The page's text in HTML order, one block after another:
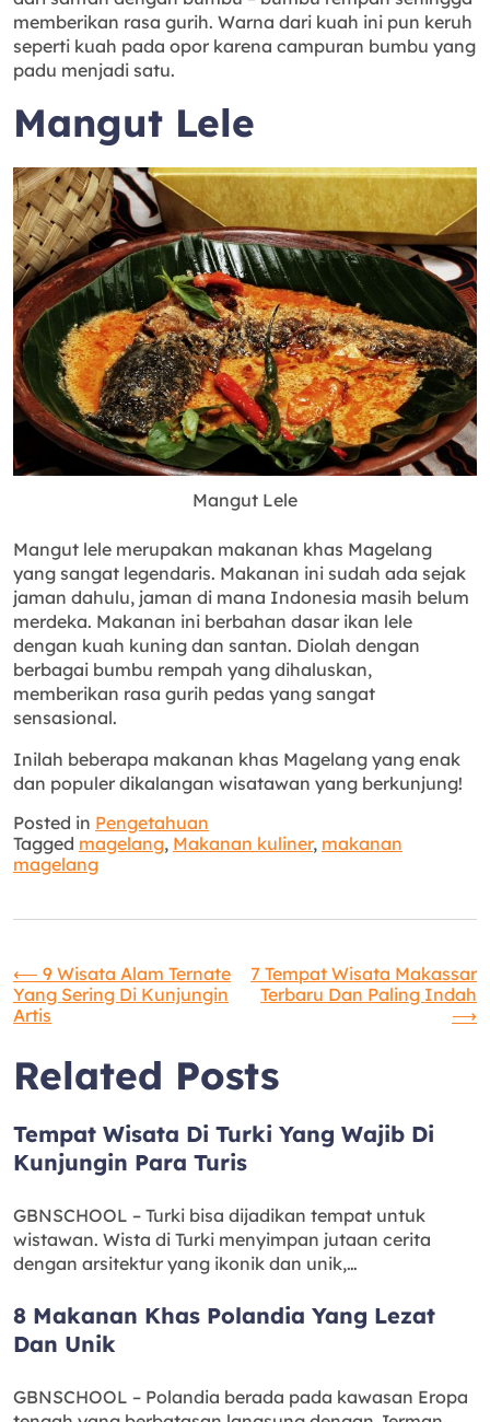
memberikan rasa gurih. Warna dari kuah ini pun keruh
seperti kuah pada opor karena campuran bumbu yang
padu menjadi satu.
Mangut Lele
Mangut Lele
Mangut lele merupakan makanan khas Magelang
yang sangat legendaris. Makanan ini sudah ada sejak
jaman dahulu, jaman di mana Indonesia masih belum
merdeka. Makanan ini berbahan dasar ikan lele
dengan kuah kuning dan santan. Diolah dengan
berbagai bumbu rempah yang dihaluskan,
memberikan rasa gurih pedas yang sangat
sensasional.
Inilah beberapa makanan khas Magelang yang enak
dan populer dikalangan wisatawan yang berkunjung!
Posted in Pengetahuan
Tagged magelang, Makanan kuliner, makanan
magelang
Navigasi
pos
⟵ 9 Wisata Alam Ternate
Yang Sering Di Kunjungin
Artis
7 Tempat Wisata Makassar
Terbaru Dan Paling Indah
⟶
Related Posts
Tempat Wisata Di Turki Yang Wajib Di
Kunjungin Para Turis
GBNSCHOOL – Turki bisa dijadikan tempat untuk
wistawan. Wista di Turki menyimpan jutaan cerita
dengan arsitektur yang ikonik dan unik,…
8 Makanan Khas Polandia Yang Lezat
Dan Unik
GBNSCHOOL – Polandia berada pada kawasan Eropa